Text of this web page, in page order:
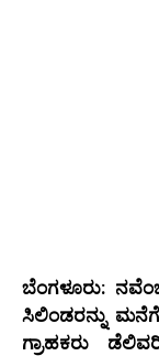
ಬೆಂಗಳೂರು:
ಸಿಲಿಂಡರನ್ನು
ಗ್ರಾಹಕರು